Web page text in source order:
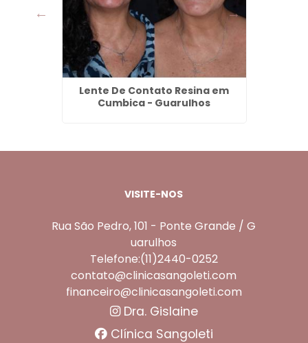
Lente De Contato Resina em
Cumbica - Guarulhos
VISITE-NOS
Rua São Pedro, 101 - Ponte Grande / G
uarulhos
Telefone:(11)2440-0252
contato@clinicasangoleti.com
financeiro@clinicasangoleti.com
Dra. Gislaine
Clínica Sangoleti